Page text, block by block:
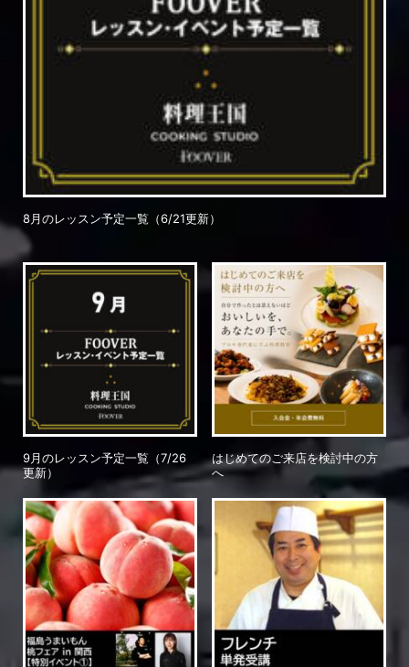
8月のレッスン予定一覧（6/21更新）
9月のレッスン予定一覧（7/26
更新）
はじめてのご来店を検討中の方
へ